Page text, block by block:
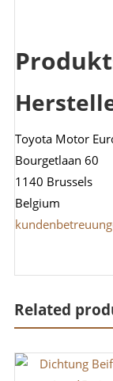
Toyota Motor
Bourgetlaan 60
1140 Brussels
Belgium
Related